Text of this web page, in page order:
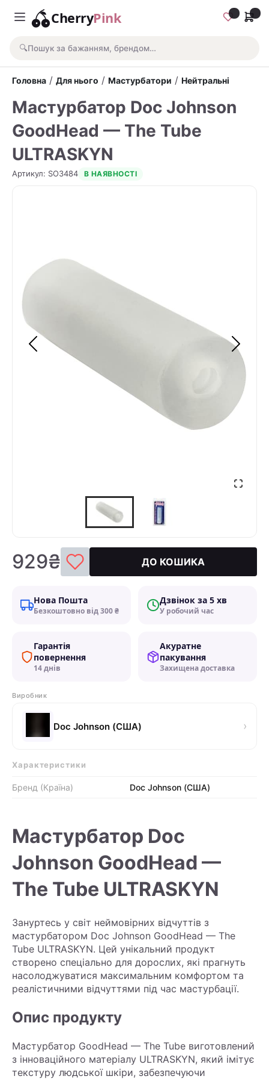
CherryPink
🔍Пошук за бажанням, брендом…
Головна / Для нього / Мастурбатори / Нейтральні
Мастурбатор Doc Johnson
GoodHead — The Tube
ULTRASKYN
Артикул: SO3484 В НАЯВНОСТІ
929₴ ДО КОШИКА
Нова Пошта
Безкоштовно від 300 ₴
Дзвінок за 5 хв
У робочий час
Гарантія
повернення
14 днів
Акуратне
пакування
Захищена доставка
Виробник
Doc Johnson (США) ›
Характеристики
Бренд (Країна) Doc Johnson (США)
Мастурбатор Doc
Johnson GoodHead —
The Tube ULTRASKYN
Зануртесь у світ неймовірних відчуттів з
мастурбатором Doc Johnson GoodHead — The
Tube ULTRASKYN. Цей унікальний продукт
створено спеціально для дорослих, які прагнуть
насолоджуватися максимальним комфортом та
реалістичними відчуттями під час мастурбації.
Опис продукту
Мастурбатор GoodHead — The Tube виготовлений
з інноваційного матеріалу ULTRASKYN, який імітує
текстуру людської шкіри, забезпечуючи